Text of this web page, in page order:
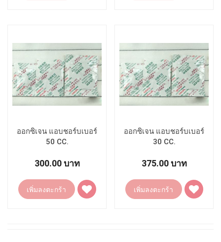
ออกซิเจน แอบชอร์บเบอร์
50 CC.
300.00 บาท
เพิ่มลงตะกร้า
เพิ่ม
ไป
ออกซิเจน แอบชอร์บเบอร์
30 CC.
375.00 บาท
เพิ่มลงตะกร้า
เพิ่ม
ไป